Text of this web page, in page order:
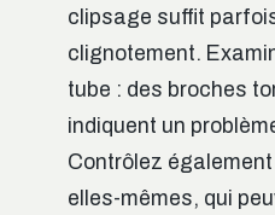
clipsage suffit
clignotement.
tube : des broches
indiquent un
Contrôlez également
elles-mêmes, qui